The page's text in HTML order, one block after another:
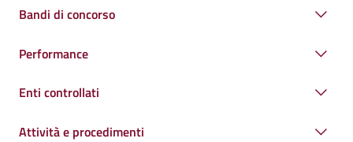
Bandi di concorso
Performance
Enti controllati
Attività e procedimenti